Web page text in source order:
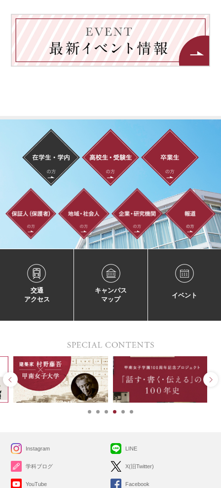
交通
アクセス
キャンパス
マップ
イベント
Instagram
学科ブログ
YouTube
LINE
X(旧Twitter)
Facebook